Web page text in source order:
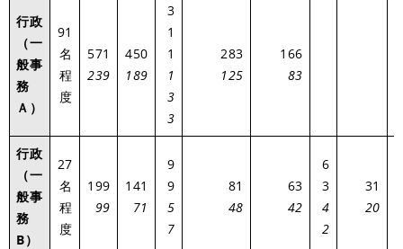
行政
（一
般事
務
Ａ）
91
名
程
度
571
239
450
189
3
1
1
1
3
3
283
125
166
83
行政
（一
般事
務
B）
27
名
程
度
199
99
141
71
9
9
5
7
81
48
63
42
6
3
4
2
31
20